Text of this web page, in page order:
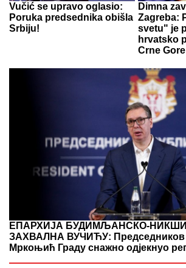
Vučić se upravo oglasio:
Poruka predsednika obišla
Srbiju!
Dimna
Zagreba:
svetu" je
hrvatsko
Crne Gore
ЕПАРХИЈА БУДИМЉАНСКО-
ЗАХВАЛНА ВУЧИЋУ: Председников
Мркоњић Граду снажно одјекнуо